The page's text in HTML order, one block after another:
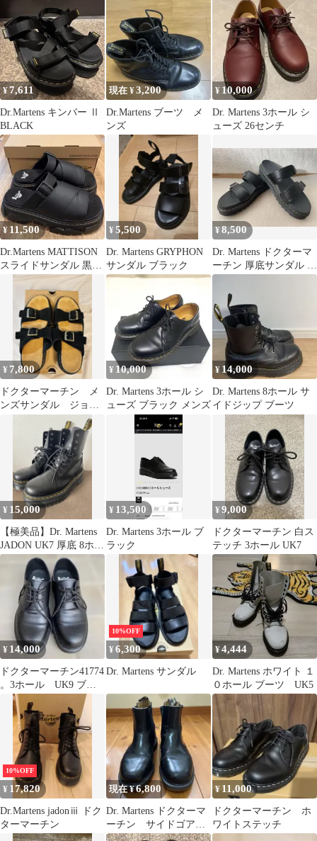
¥7,611
Dr.Martens キンバー Ⅱ
BLACK
現在 ¥3,200
Dr.Martens ブーツ メ
ンズ
¥ 10,000
Dr. Martens 3ホール シ
ューズ 26センチ
¥ 11,500
Dr.Martens MATTISON
スライドサンダル 黒
26cmUK7箱あり
¥5,500
Dr. Martens GRYPHON
サンダル ブラック
¥8,500
Dr. Martens ドクターマ
ーチン 厚底サンダル ブ
ラック
¥ 7,800
ドクターマーチン メ
ンズサンダル ジョゼ
フ Dr.martens josef 黒
¥ 10,000
Dr. Martens 3ホール シ
ューズ ブラック メンズ
¥ 14,000
Dr. Martens 8ホール サ
イドジップ ブーツ
¥ 15,000
【極美品】Dr. Martens
JADON UK7 厚底 8ホー
ル ブーツ
¥ 13,500
Dr. Martens 3ホール ブ
ラック
¥9,000
ドクターマーチン 白ス
テッチ 3ホール UK7
¥ 14,000
ドクターマーチン41774
。3ホール UK9 ブラ
ック
10%OFF
¥6,300
Dr. Martens サンダル
¥4,444
Dr. Martens ホワイト １
０ホール ブーツ UK5
10%OFF
¥ 17,820
Dr.Martens jadonⅲ ドク
ターマーチン
現在 ¥6,800
Dr. Martens ドクターマ
ーチン サイドゴアブ
ーツ イングランド製
¥ 11,000
ドクターマーチン ホ
ワイトステッチ